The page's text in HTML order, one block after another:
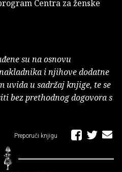
Centra za ženske
su na osnovu
i njihove dodatne
uvida u sadržaj knjige, te se
bez prethodnog dogovora s
Preporuči knjigu